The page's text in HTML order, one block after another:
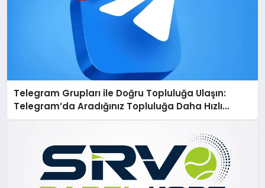
Telegram Grupları ile Doğru Topluluğa Ulaşın:
Telegram’da Aradığınız Topluluğa Daha Hızlı
Ulaşın